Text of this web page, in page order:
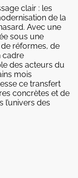
clair : les
de la
Avec une
sous une
réformes, de
cadre
des acteurs du
mois
ce transfert
concrètes et de
des